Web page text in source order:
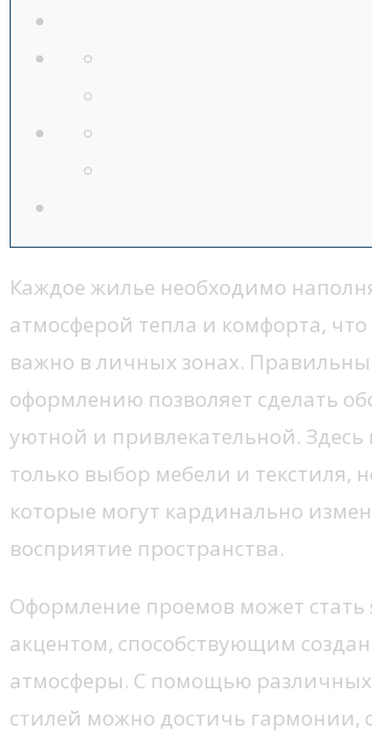
Каждое жилье необходимо
атмосферой тепла и комфорта, что
важно в личных зонах.
оформлению позволяет сделать
уютной и привлекательной. Здесь
только выбор мебели и текстиля,
которые могут кардинально
восприятие пространства.
Оформление проемов может стать
акцентом, способствующим
атмосферы. С помощью
стилей можно достичь